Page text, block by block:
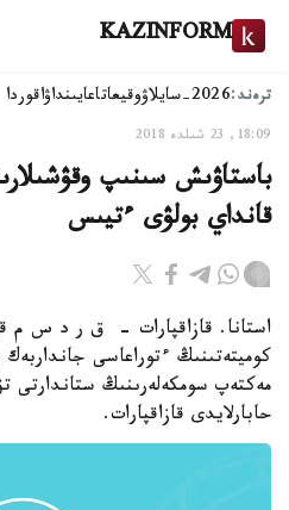
KAZINFORM
ترەند:2026-سايلاۋ وقيعاتاعايىنداۋاقوردا
18:09, 23 شىلدە 2018
باستاۋىش سىنىپ
قانداي بولۋى ءتيىس
استانا. قازاقپارات - ق ر د س م
كوميتەتىنىڭ ءتوراعاسى جانداربەك
مەكتەپ سومكەلەرىنىڭ ستاندارتى
حابارلايدى قازاقپارات.